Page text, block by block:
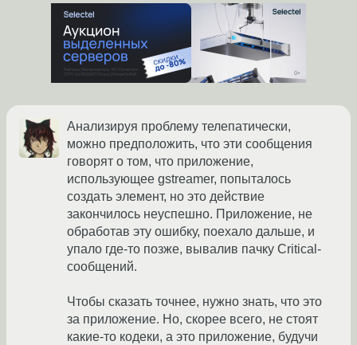
Анализируя проблему телепатически,
можно предположить, что эти сообщения
говорят о том, что приложение,
использующее gstreamer, попыталось
создать элемент, но это действие
закончилось неуспешно. Приложение, не
обработав эту ошибку, поехало дальше, и
упало где-то позже, вывалив пачку Critical-
сообщений.
Чтобы сказать точнее, нужно знать, что это
за приложение. Но, скорее всего, не стоят
какие-то кодеки, а это приложение, будучи